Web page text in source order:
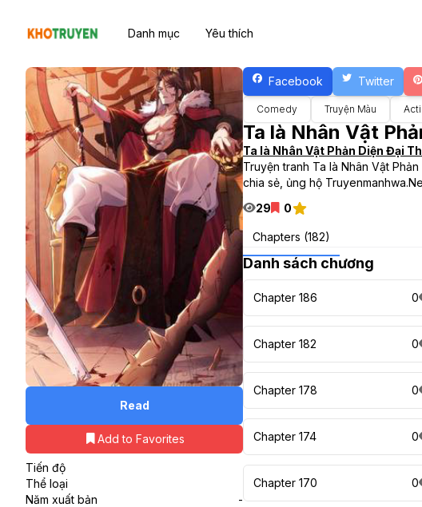
Danh mục Yêu thích
Read
Add to Favorites
Tiến độ
Thể loại
Năm xuất bản
-
Facebook Twitter
Comedy Truyện Màu
Ta là Nhân Vật
Ta là Nhân Vật Phản Diện Đại
Truyện tranh Ta là Nhân Vật
chia sẻ, ủng hộ
29
0
Chapters (182)
Danh sách chương
Chapter 186 0
Chapter 182 0
Chapter 178 0
Chapter 174 0
Chapter 170 0